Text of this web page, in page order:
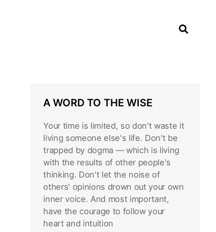
A WORD TO THE WISE
Your time is limited, so don't waste it
living someone else's life. Don't be
trapped by dogma — which is living
with the results of other people's
thinking. Don't let the noise of
others' opinions drown out your own
inner voice. And most important,
have the courage to follow your
heart and intuition